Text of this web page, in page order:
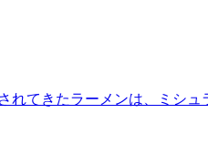
れてきたラーメンは、ミシュ